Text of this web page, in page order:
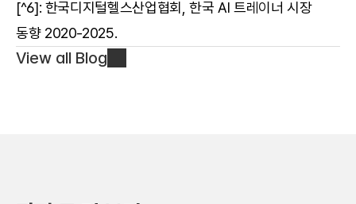
[^6]: 한국디지털헬스산업협회, 한국 AI 트레이너 시장
동향 2020-2025.
View all Blog